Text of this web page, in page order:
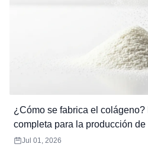
¿Cómo se fabrica el colágeno?
completa para la producción
Jul 01, 2026